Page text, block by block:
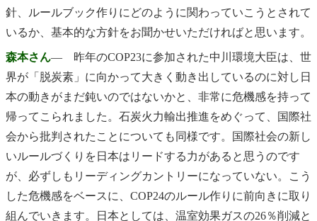
針、ルールブック作りにどのように関わっていこうとされて
いるか、基本的な方針をお聞かせいただければと思います。
森本さん― 昨年のCOP23に参加された中川環境大臣は、世
界が「脱炭素」に向かって大きく動き出しているのに対し日
本の動きがまだ鈍いのではないかと、非常に危機感を持って
帰ってこられました。石炭火力輸出推進をめぐって、国際社
会から批判されたことについても同様です。国際社会の新し
いルールづくりを日本はリードする力があると思うのです
が、必ずしもリーディングカントリーになっていない。こう
した危機感をベースに、COP24のルール作りに前向きに取り
組んでいきます。日本としては、温室効果ガスの26％削減と